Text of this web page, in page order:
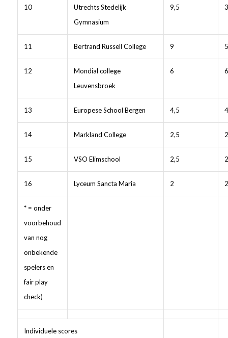
10
Utrechts Stedelijk
Gymnasium
9,5 3
11 Bertrand Russell College 9 5
12
Mondial college
Leuvensbroek
6 6
13 Europese School Bergen 4,5
14 Markland College 2,5
15 VSO Elimschool 2,5
16 Lyceum Sancta Maria 2 2
* = onder
voorbehoud
van nog
onbekende
spelers en
fair play
check)
Individuele scores